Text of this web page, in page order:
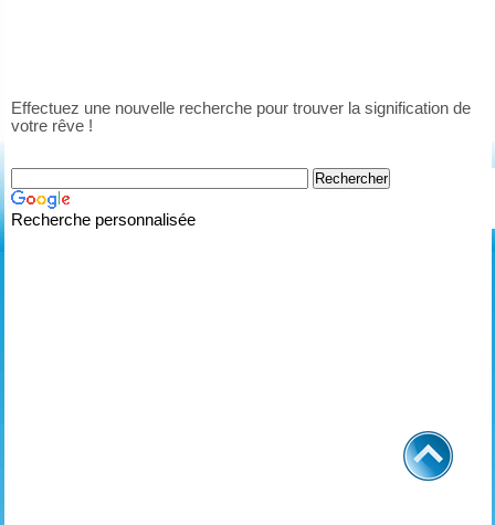
Effectuez une nouvelle recherche pour trouver la signification de
votre rêve !
Recherche personnalisée